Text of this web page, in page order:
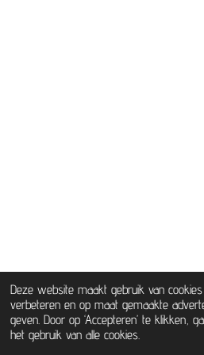
Deze website maakt gebruik van
verbeteren en op maat gemaakte
geven. Door op ‘Accepteren’ te klikken,
het gebruik van alle cookies.